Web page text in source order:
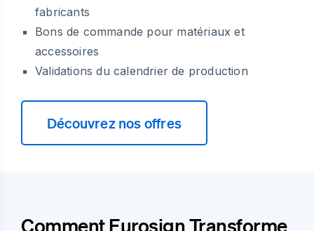
fabricants
Bons de commande pour matériaux et
accessoires
Validations du calendrier de production
Découvrez nos offres
Comment Eurosign Transforme